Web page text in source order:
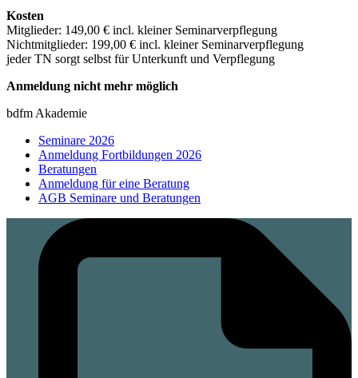
Kosten
Mitglieder: 149,00 € incl. kleiner Seminarverpflegung
Nichtmitglieder: 199,00 € incl. kleiner Seminarverpflegung
jeder TN sorgt selbst für Unterkunft und Verpflegung
Anmeldung nicht mehr möglich
bdfm Akademie
Seminare 2026
Anmeldung Fortbildungen 2026
Beratungen
Anmeldung für eine Beratung
AGB Seminare und Beratungen